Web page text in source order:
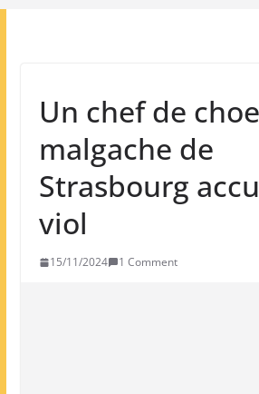
Un chef de
malgache de
Strasbourg
viol
15/11/2024 1 Comment